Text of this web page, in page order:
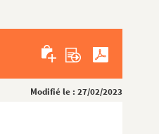
Modifié le : 27/02/2023